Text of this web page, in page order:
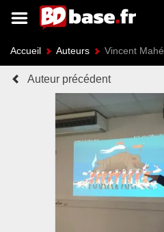
Accueil Auteurs Vincent Mahé
Auteur précédent